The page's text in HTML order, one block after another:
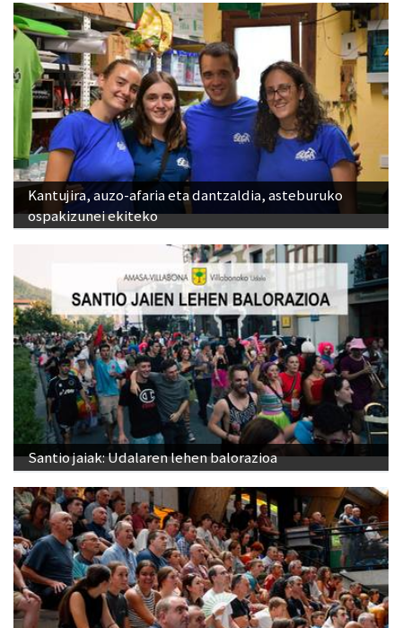
Kantujira, auzo-afaria eta dantzaldia, asteburuko
ospakizunei ekiteko
Santio jaiak: Udalaren lehen balorazioa